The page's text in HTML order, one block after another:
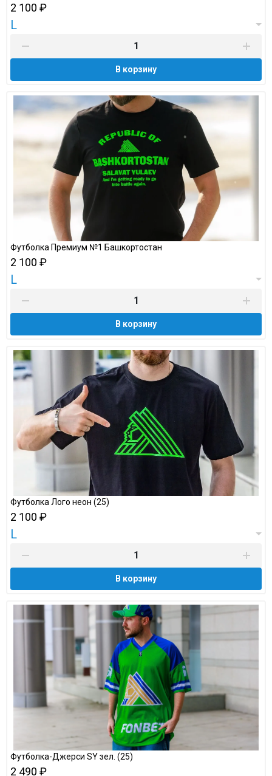
2 100 ₽
L
В корзину
Футболка Премиум №1 Башкортостан
2 100 ₽
L
В корзину
Футболка Лого неон (25)
2 100 ₽
L
В корзину
Футболка-Джерси SY зел. (25)
2 490 ₽